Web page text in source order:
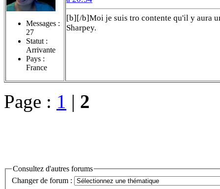
Messages :
27
Statut :
Arrivante
Pays :
France
[b][/b]Moi je suis tro contente qu'il y aura
Sharpey.
Page : 1 | 2
Consultez d'autres forums
Changer de forum :